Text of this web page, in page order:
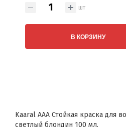
шт
В КОРЗИНУ
Kaaral AAA Стойкая краска для
светлый блондин 100 мл.